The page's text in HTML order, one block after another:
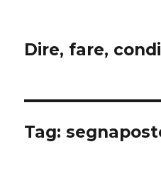
Dire, fare,
Tag: